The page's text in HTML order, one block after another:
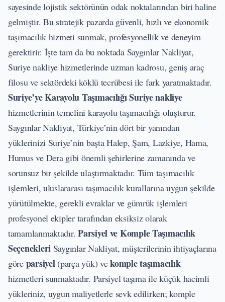
sayesinde lojistik sektörünün odak noktalarından biri haline
gelmiştir. Bu stratejik pazarda güvenli, hızlı ve ekonomik
taşımacılık hizmeti sunmak, profesyonellik ve deneyim
gerektirir. İşte tam da bu noktada Saygınlar Nakliyat,
Suriye nakliye hizmetlerinde uzman kadrosu, geniş araç
filosu ve sektördeki köklü tecrübesi ile fark yaratmaktadır.
Suriye’ye Karayolu TaşımacılığıSuriye nakliye
hizmetlerinin temelini karayolu taşımacılığı oluşturur.
Saygınlar Nakliyat, Türkiye’nin dört bir yanından
yüklerinizi Suriye’nin başta Halep, Şam, Lazkiye, Hama,
Humus ve Dera gibi önemli şehirlerine zamanında ve
sorunsuz bir şekilde ulaştırmaktadır. Tüm taşımacılık
işlemleri, uluslararası taşımacılık kurallarına uygun şekilde
yürütülmekte, gerekli evraklar ve gümrük işlemleri
profesyonel ekipler tarafından eksiksiz olarak
tamamlanmaktadır. Parsiyel ve Komple Taşımacılık
Seçenekleri Saygınlar Nakliyat, müşterilerinin ihtiyaçlarına
göre parsiyel(parça yük) vekomple taşımacılık
hizmetleri sunmaktadır. Parsiyel taşıma ile küçük hacimli
yükleriniz, uygun maliyetlerle sevk edilirken; komple